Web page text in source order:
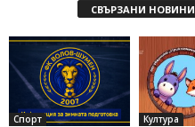
СВЪРЗАНИ НОВИНИ
Спорт Култура